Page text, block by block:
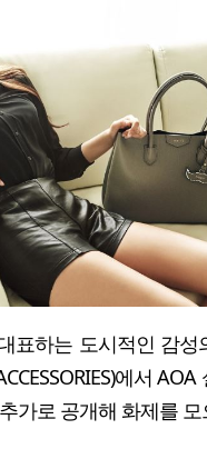
표하는 도시적인 감
에서
가로 공개해 화제를